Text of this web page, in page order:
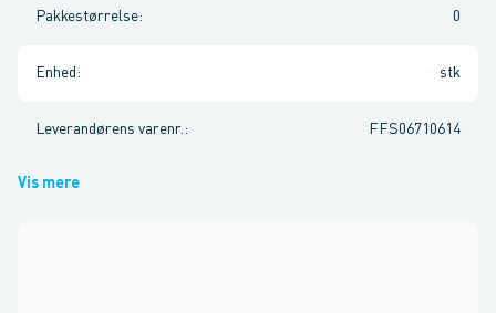
Pakkestørrelse: 0
Enhed : stk
Leverandørens varenr. : FFS06710614
Vis mere